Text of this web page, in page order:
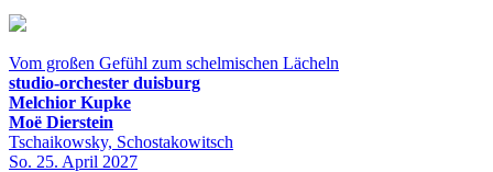
Vom großen Gefühl zum schelmischen Lächeln
studio-orchester duisburg
Melchior Kupke
Moë Dierstein
Tschaikowsky, Schostakowitsch
So. 25. April 2027